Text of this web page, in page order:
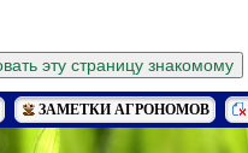
ЗАМЕТКИ АГРОНОМОВ